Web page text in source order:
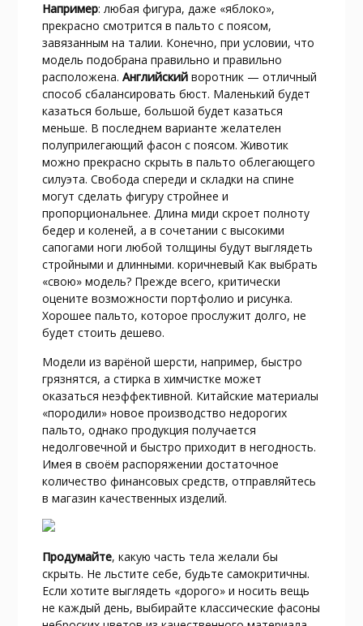
Например: любая фигура, даже «яблоко»,
прекрасно смотрится в пальто с поясом,
завязанным на талии. Конечно, при условии, что
модель подобрана правильно и правильно
расположена. Английскийворотник — отличный
способ сбалансировать бюст. Маленький будет
казаться больше, большой будет казаться
меньше. В последнем варианте желателен
полуприлегающий фасон с поясом. Животик
можно прекрасно скрыть в пальто облегающего
силуэта. Свобода спереди и складки на спине
могут сделать фигуру стройнее и
пропорциональнее. Длина миди скроет полноту
бедер и коленей, а в сочетании с высокими
сапогами ноги любой толщины будут выглядеть
стройными и длинными. коричневый Как выбрать
«свою» модель? Прежде всего, критически
оцените возможности портфолио и рисунка.
Хорошее пальто, которое прослужит долго, не
будет стоить дешево.
Модели из варёной шерсти, например, быстро
грязнятся, а стирка в химчистке может
оказаться неэффективной. Китайские материалы
«породили» новое производство недорогих
пальто, однако продукция получается
недолговечной и быстро приходит в негодность.
Имея в своём распоряжении достаточное
количество финансовых средств, отправляйтесь
в магазин качественных изделий.
Продумайте, какую часть тела желали бы
скрыть. Не льстите себе, будьте самокритичны.
Если хотите выглядеть «дорого» и носить вещь
не каждый день, выбирайте классические фасоны